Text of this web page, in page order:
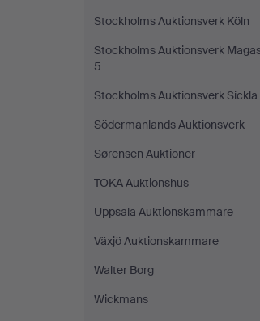
Stockholms Auktionsverk Köln
Stockholms Auktionsverk
5
Stockholms Auktionsverk Sickla
Södermanlands Auktionsverk
Sørensen Auktioner
TOKA Auktionshus
Uppsala Auktionskammare
Växjö Auktionskammare
Walter Borg
Wickmans